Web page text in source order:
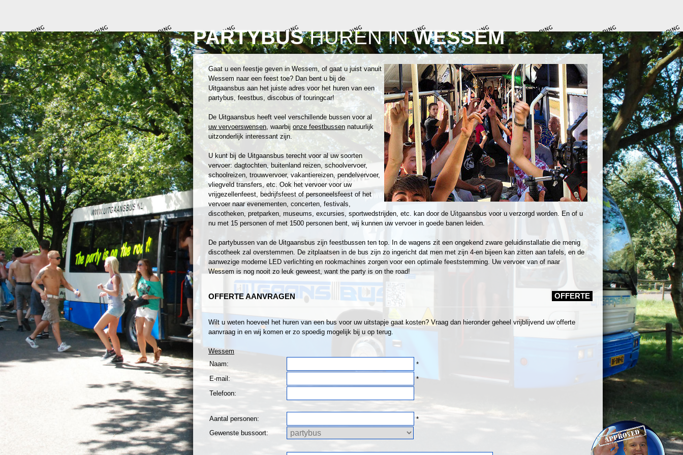
PARTYBUSHUREN INWESSEM
Gaat u een feestje geven in Wessem, of gaat u juist vanuit
Wessem naar een feest toe? Dan bent u bij de
Uitgaansbus aan het juiste adres voor het huren van een
partybus, feestbus, discobus of touringcar!
De Uitgaansbus heeft veel verschillende bussen voor al
uw vervoerswensen, waarbij onze feestbussen natuurlijk
uitzonderlijk interessant zijn.
U kunt bij de Uitgaansbus terecht voor al uw soorten
vervoer: dagtochten, buitenland reizen, schoolvervoer,
schoolreizen, trouwvervoer, vakantiereizen, pendelvervoer,
vliegveld transfers, etc. Ook het vervoer voor uw
vrijgezellenfeest, bedrijfsfeest of personeelsfeest of het
vervoer naar evenementen, concerten, festivals,
discotheken, pretparken, museums, excursies, sportwedstrijden, etc. kan door de Uitgaansbus voor u verzorgd worden. En of u
nu met 15 personen of met 1500 personen bent, wij kunnen uw vervoer in goede banen leiden.
De partybussen van de Uitgaansbus zijn feestbussen ten top. In de wagens zit een ongekend zware geluidinstallatie die menig
discotheek zal overstemmen. De zitplaatsen in de bus zijn zo ingericht dat men met zijn 4-en bijeen kan zitten aan tafels, en de
aanwezige moderne LED verlichting en rookmachines zorgen voor een optimale feeststemming. Uw vervoer van of naar
Wessem is nog nooit zo leuk geweest, want the party is on the road!
OFFERTE AANVRAGEN OFFERTE
Wilt u weten hoeveel het huren van een bus voor uw uitstapje gaat kosten? Vraag dan hieronder geheel vrijblijvend uw offerte
aanvraag in en wij komen er zo spoedig mogelijk bij u op terug.
Wessem
Naam:
*
E-mail:
*
Telefoon:
Aantal personen:
*
Gewenste bussoort: